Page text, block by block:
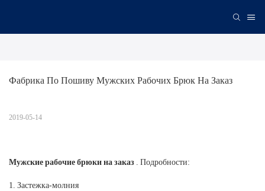
Фабрика По Пошиву Мужских Рабочих Брюк На Заказ
2019-05-14
Мужские рабочие брюки на заказ . Подробности:
1. Застежка-молния